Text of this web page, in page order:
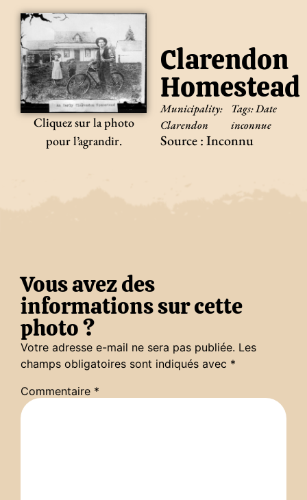
Cliquez sur la photo
pour l’agrandir.
Clarendon
Homestead
Municipality:
Clarendon
Tags:Date
inconnue
Source : Inconnu
Vous avez des
informations sur cette
photo ?
Votre adresse e-mail ne sera pas publiée. Les
champs obligatoires sont indiqués avec *
Commentaire *